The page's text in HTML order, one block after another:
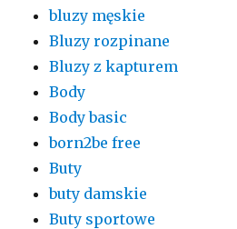
bluzy męskie
Bluzy rozpinane
Bluzy z kapturem
Body
Body basic
born2be free
Buty
buty damskie
Buty sportowe